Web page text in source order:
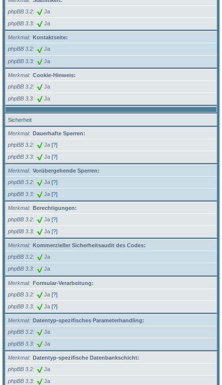
phpBB 3.2
Ja
phpBB 3.3 Ja
Merkmal
Kontaktseite:
phpBB 3.2
Ja
phpBB 3.3 Ja
Merkmal
Cookie-Hinweis:
phpBB 3.2
Ja
phpBB 3.3 Ja
Sicherheit
Merkmal
Dauerhafte Sperren:
phpBB 3.2
Ja [?]
phpBB 3.3 Ja [?]
Merkmal
Vorübergehende Sperren:
phpBB 3.2
Ja [?]
phpBB 3.3 Ja [?]
Merkmal
Berechtigungen:
phpBB 3.2
Ja [?]
phpBB 3.3 Ja [?]
Merkmal
Kommerzieller Sicherheitsaudit des Codes:
phpBB 3.2
Ja
phpBB 3.3 Ja
Merkmal
Formular-Verarbeitung:
phpBB 3.2
Ja [?]
phpBB 3.3 Ja [?]
Merkmal
Datentyp-spezifisches Parameterhandling:
phpBB 3.2
Ja
phpBB 3.3 Ja
Merkmal
Datentyp-spezifische Datenbankschicht:
phpBB 3.2
Ja
phpBB 3.3 Ja